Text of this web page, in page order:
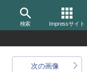
検索 Impressサイト
次の画像